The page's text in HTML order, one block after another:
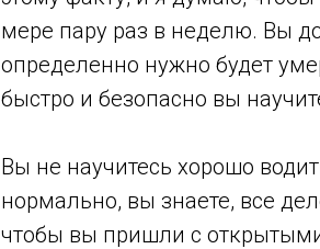
мере пару раз в неделю. Вы
определенно нужно будет
быстро и безопасно вы
Вы не научитесь хорошо
нормально, вы знаете, все
чтобы вы пришли с